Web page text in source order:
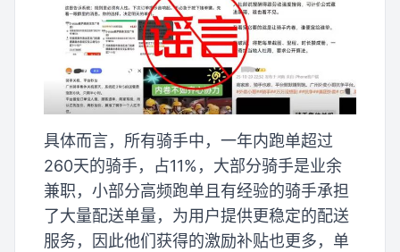
具体而言，所有骑手中，一年内跑单超过
260天的骑手，占11%，大部分骑手是业余
兼职，小部分高频跑单且有经验的骑手承担
了大量配送单量，为用户提供更稳定的配送
服务，因此他们获得的激励补贴也更多，单